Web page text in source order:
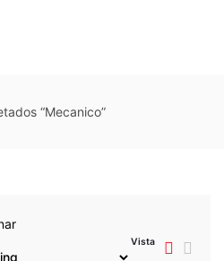
“Mecanico”
Vista